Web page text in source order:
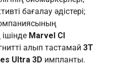
бағалау әдістері;
Marvel CI
алып тастамай 3Т
Ultra 3D импланты.